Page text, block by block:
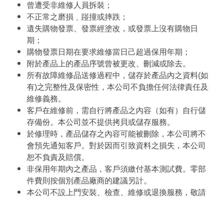
曾遭受非維修人員拆裝；
不正常之磨損﹑踫撞或摔跌；
遺失購物發票、發票經塗改，或發票上沒有購物日
期；
購物發票日期在要求維修當日己超過保用年期；
附於產品上的產品序號曾被更改、刪減或除去。
所有故障維修品送修過程中，儲存於產品內之資料(如
有)之完整性及保密性，本公司不負擔任何法律責任及
維修義務。
客戶在維修前，需自行將產品之內容（如有）自行儲
存備份。本公司並不提供拷貝或儲存服務。
於修理時，產品儲存之內容可能被刪除，本公司將不
會預先通知客戶。對於因而引致資料之損失，本公司
恕不負責及賠償。
非保用年期內之產品，客戶須繳付基本測試費。零部
件費則按個別產品廠商的建議另計。
本公司不設上門安裝、檢查、維修或退換服務，敬請